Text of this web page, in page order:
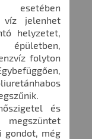
esetében
víz jelenhet
helyzetet,
folyton
és
gondot, még